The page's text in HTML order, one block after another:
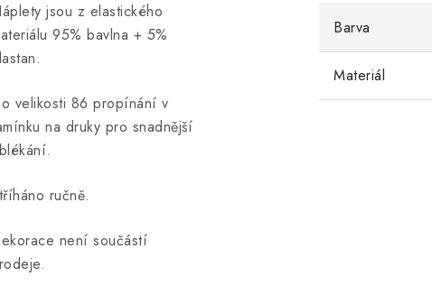
jsou z elastického
95% bavlna + 5%
velikosti 86 propínání v
na druky pro snadnější
ručně.
není součástí
Barva
Materiál